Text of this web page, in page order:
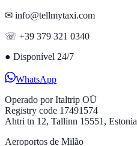
✉ info@tellmytaxi.com
☏ +39 379 321 0340
● Disponível 24/7
WhatsApp
Operado porItaltrip OÜ
Registry code 17491574
Ahtri tn 12, Tallinn 15551, Estonia
Aeroportos de Milão